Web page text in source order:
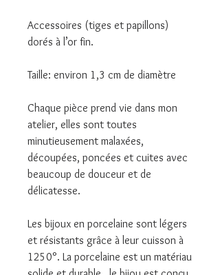
Accessoires (tiges et papillons)
dorés à l’or fin.
Taille: environ 1,3 cm de diamètre
Chaque pièce prend vie dans mon
atelier, elles sont toutes
minutieusement malaxées,
découpées, poncées et cuites avec
beaucoup de douceur et de
délicatesse.
Les bijoux en porcelaine sont légers
et résistants grâce à leur cuisson à
1250°. La porcelaine est un matériau